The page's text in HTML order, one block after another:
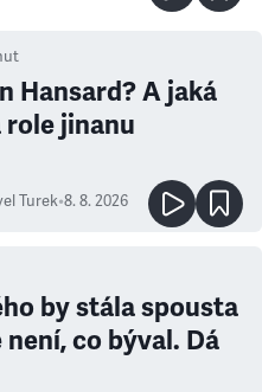
Hansard? A jaká
jinanu
Turek•8. 8. 2026
by stála spousta
není, co býval. Dá